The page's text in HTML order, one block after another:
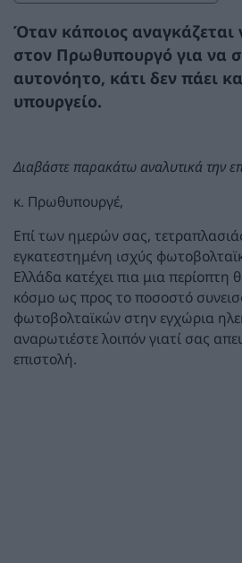
Όταν κάποιος αναγκάζεται
στον Πρωθυπουργό για να
αυτονόητο, κάτι δεν πάει
υπουργείο.
Διαβάστε παρακάτω αναλυτικά την
κ. Πρωθυπουργέ,
Επί των ημερών σας,
εγκατεστημένη ισχύς
Ελλάδα κατέχει πια μια περίοπτη
κόσμο ως προς το ποσοστό
φωτοβολταϊκών στην εγχώρια
αναρωτιέστε λοιπόν γιατί σας
επιστολή.